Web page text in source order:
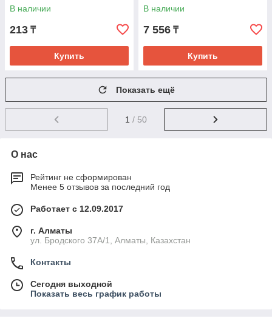
В наличии
213 ₸
Купить
В наличии
7 556 ₸
Купить
Показать ещё
1 / 50
О нас
Рейтинг не сформирован
Менее 5 отзывов за последний год
Работает с 12.09.2017
г. Алматы
ул. Бродского 37А/1, Алматы, Казахстан
Контакты
Сегодня выходной
Показать весь график работы